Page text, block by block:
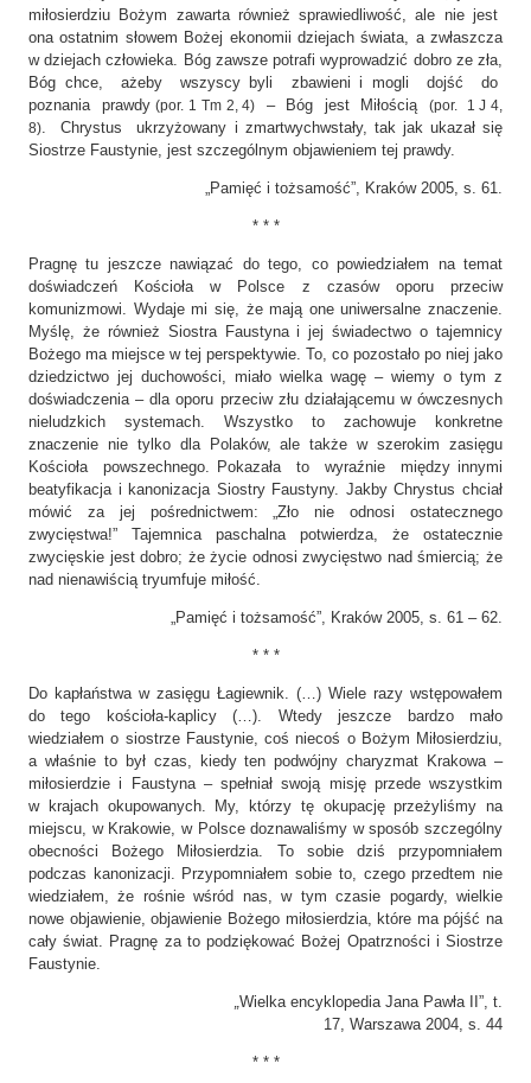
miłosierdziu Bożym zawarta również sprawiedliwość, ale nie jest
ona ostatnim słowem Bożej ekonomii dziejach świata, a zwłaszcza
w dziejach człowieka. Bóg zawsze potrafi wyprowadzić dobro ze zła,
Bóg chce, ażeby wszyscy byli zbawieni i mogli dojść do
poznania prawdy(por. 1 Tm 2, 4) – Bóg jest Miłością (por. 1 J 4,
8). Chrystus ukrzyżowany i zmartwychwstały, tak jak ukazał się
Siostrze Faustynie, jest szczególnym objawieniem tej prawdy.
„Pamięć i tożsamość”, Kraków 2005, s. 61.
* * *
Pragnę tu jeszcze nawiązać do tego, co powiedziałem na temat
doświadczeń Kościoła w Polsce z czasów oporu przeciw
komunizmowi. Wydaje mi się, że mają one uniwersalne znaczenie.
Myślę, że również Siostra Faustyna i jej świadectwo o tajemnicy
Bożego ma miejsce w tej perspektywie. To, co pozostało po niej jako
dziedzictwo jej duchowości, miało wielka wagę – wiemy o tym z
doświadczenia – dla oporu przeciw złu działającemu w ówczesnych
nieludzkich systemach. Wszystko to zachowuje konkretne
znaczenie nie tylko dla Polaków, ale także w szerokim zasięgu
Kościoła powszechnego. Pokazała to wyraźnie między innymi
beatyfikacja i kanonizacja Siostry Faustyny. Jakby Chrystus chciał
mówić za jej pośrednictwem: „Zło nie odnosi ostatecznego
zwycięstwa!” Tajemnica paschalna potwierdza, że ostatecznie
zwycięskie jest dobro; że życie odnosi zwycięstwo nad śmiercią; że
nad nienawiścią tryumfuje miłość.
„Pamięć i tożsamość”, Kraków 2005, s. 61 – 62.
* * *
Do kapłaństwa w zasięgu Łagiewnik. (…) Wiele razy wstępowałem
do tego kościoła-kaplicy (…). Wtedy jeszcze bardzo mało
wiedziałem o siostrze Faustynie, coś niecoś o Bożym Miłosierdziu,
a właśnie to był czas, kiedy ten podwójny charyzmat Krakowa –
miłosierdzie i Faustyna – spełniał swoją misję przede wszystkim
w krajach okupowanych. My, którzy tę okupację przeżyliśmy na
miejscu, w Krakowie, w Polsce doznawaliśmy w sposób szczególny
obecności Bożego Miłosierdzia. To sobie dziś przypomniałem
podczas kanonizacji. Przypomniałem sobie to, czego przedtem nie
wiedziałem, że rośnie wśród nas, w tym czasie pogardy, wielkie
nowe objawienie, objawienie Bożego miłosierdzia, które ma pójść na
cały świat. Pragnę za to podziękować Bożej Opatrzności i Siostrze
Faustynie.
„Wielka encyklopedia Jana Pawła II”, t.
17, Warszawa 2004, s. 44
* * *